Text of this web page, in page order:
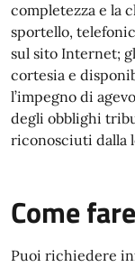
completezza e la
sportello,
sul sito Internet;
cortesia e
l’impegno di
degli obblighi
riconosciuti dalla
Come fare
Puoi richiedere